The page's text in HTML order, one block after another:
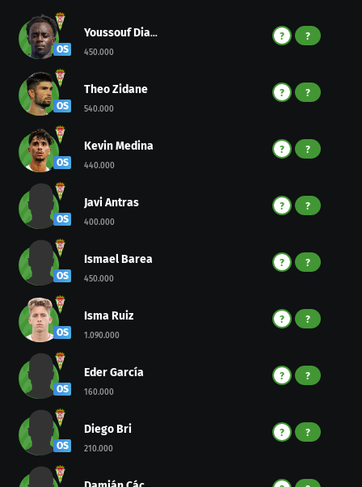
OS
Youssouf Diarra
450.000
? ?
OS
Theo Zidane
540.000
? ?
OS
Kevin Medina
440.000
? ?
OS
Javi Antras
400.000
? ?
OS
Ismael Barea
450.000
? ?
OS
Isma Ruiz
1.090.000
? ?
OS
Eder García
160.000
? ?
OS
Diego Bri
210.000
? ?